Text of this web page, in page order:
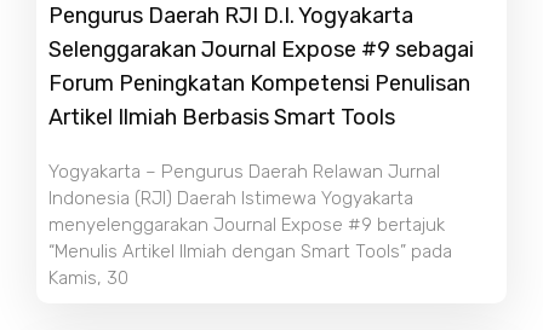
Pengurus Daerah RJI D.I. Yogyakarta
Selenggarakan Journal Expose #9 sebagai
Forum Peningkatan Kompetensi Penulisan
Artikel Ilmiah Berbasis Smart Tools
Yogyakarta – Pengurus Daerah Relawan Jurnal
Indonesia (RJI) Daerah Istimewa Yogyakarta
menyelenggarakan Journal Expose #9 bertajuk
“Menulis Artikel Ilmiah dengan Smart Tools” pada
Kamis, 30